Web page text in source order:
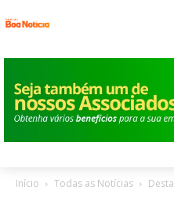
Início Todas as Notícias